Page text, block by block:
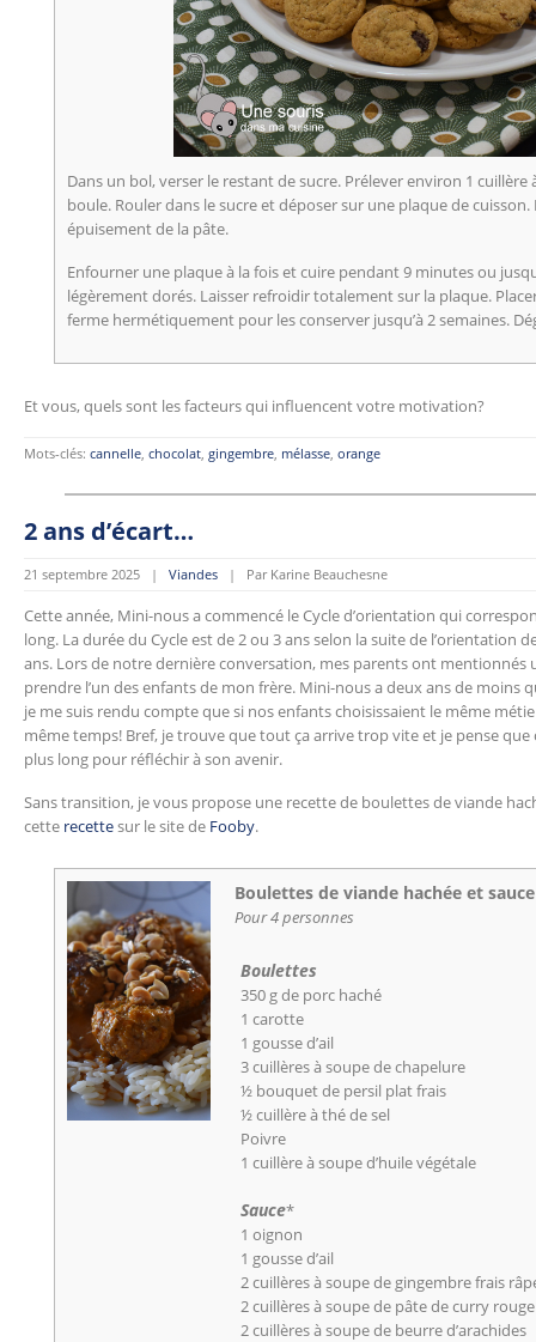
Dans un bol, verser le restant de sucre. Prélever environ 1
boule. Rouler dans le sucre et déposer sur une plaque de cuisson.
épuisement de la pâte.
Enfourner une plaque à la fois et cuire pendant 9 minutes ou
légèrement dorés. Laisser refroidir totalement sur la plaque.
ferme hermétiquement pour les conserver jusqu’à 2 semaines.
Et vous, quels sont les facteurs qui influencent votre motivation?
Mots-clés: cannelle, chocolat, gingembre, mélasse, orange
2 ans d’écart…
21 septembre 2025 | Viandes | Par Karine Beauchesne
Cette année, Mini-nous a commencé le Cycle d’orientation qui
long. La durée du Cycle est de 2 ou 3 ans selon la suite de l’orientation
ans. Lors de notre dernière conversation, mes parents ont
prendre l’un des enfants de mon frère. Mini-nous a deux ans de moins
je me suis rendu compte que si nos enfants choisissaient le même
même temps! Bref, je trouve que tout ça arrive trop vite et je pense que
plus long pour réfléchir à son avenir.
Sans transition, je vous propose une recette de boulettes de viande
cette recettesur le site de Fooby.
Boulettes de viande hachée et
Pour 4 personnes
Boulettes
350 g de porc haché
1 carotte
1 gousse d’ail
3 cuillères à soupe de chapelure
½ bouquet de persil plat frais
½ cuillère à thé de sel
Poivre
1 cuillère à soupe d’huile végétale
Sauce*
1 oignon
1 gousse d’ail
2 cuillères à soupe de gingembre frais
2 cuillères à soupe de pâte de curry rouge
2 cuillères à soupe de beurre d’arachides